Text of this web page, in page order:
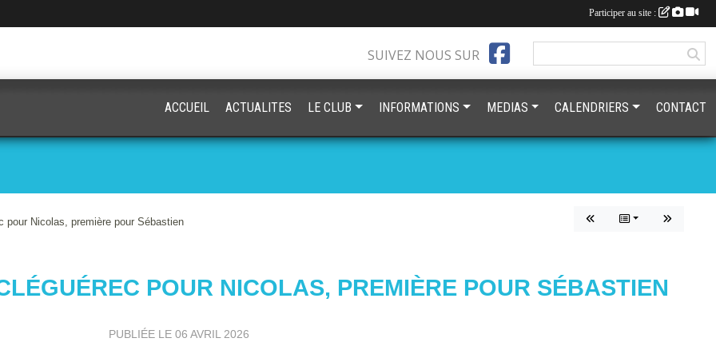
pour Nicolas, première pour Sébastien
POUR NICOLAS, PREMIÈRE POUR SÉBASTIEN
PUBLIÉE LE 06 AVRIL 2026
SUIVEZ NOUS SUR
ACCUEIL ACTUALITES LE CLUB INFORMATIONS MEDIAS CALENDRIERS CONTACT
Participer au site :